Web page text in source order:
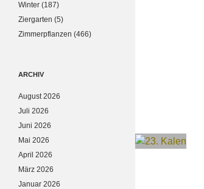
Winter (187)
Ziergarten (5)
Zimmerpflanzen (466)
ARCHIV
August 2026
Juli 2026
Juni 2026
Mai 2026
April 2026
März 2026
Januar 2026